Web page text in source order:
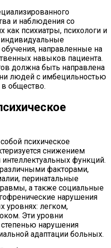
и наблюдения со
как психиатры, психологи и
индивидуальные
направленные на
навыков пациента.
должна быть направлена
людей с имбецильностью
в общество.
психическое
снижением
функций.
факторами,
перинатальные
а также социальные
нарушения
уровнях: легком,
Эти уровни
степенью нарушения
адаптации больных.